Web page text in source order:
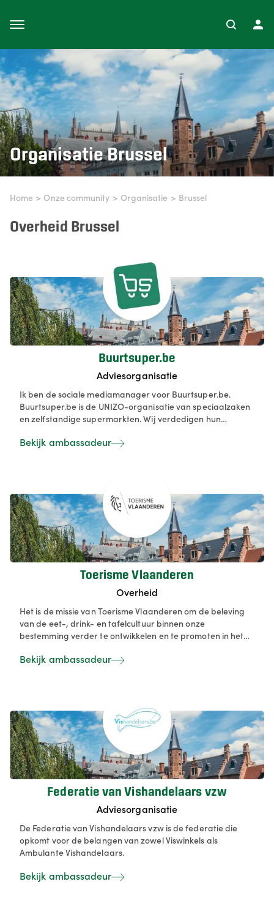
Organisatie Brussel
Home > Onze community > Organisatie > Brussel
Overheid Brussel
Buurtsuper.be
Adviesorganisatie
Ik ben de sociale mediamanager voor Buurtsuper.be.
Buurtsuper.be is de UNIZO-organisatie van speciaalzaken
en zelfstandige supermarkten. Wij verdedigen hun
aangepast aanbod van individuele diensten en adviezen.
Bekijk ambassadeur
Toerisme Vlaanderen
Overheid
Het is de missie van Toerisme Vlaanderen om de beleving
van de eet-, drink- en tafelcultuur binnen onze
bestemming verder te ontwikkelen en te promoten in het
Bekijk ambassadeur
Federatie van Vishandelaars vzw
Adviesorganisatie
De Federatie van Vishandelaars vzw is de federatie die
opkomt voor de belangen van zowel Viswinkels als
Ambulante Vishandelaars.
Bekijk ambassadeur